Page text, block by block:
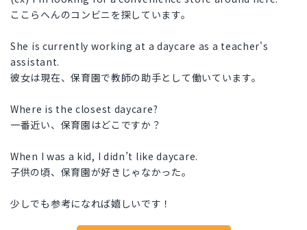
ここらへんのコンビニを探しています。
She is currently working at a daycare as a teacher's
assistant.
彼女は現在、保育園で教師の助手として働いています。
Where is the closest daycare?
一番近い、保育園はどこですか？
When I was a kid, I didn’t like daycare.
子供の頃、保育園が好きじゃなかった。
少しでも参考になれば嬉しいです！